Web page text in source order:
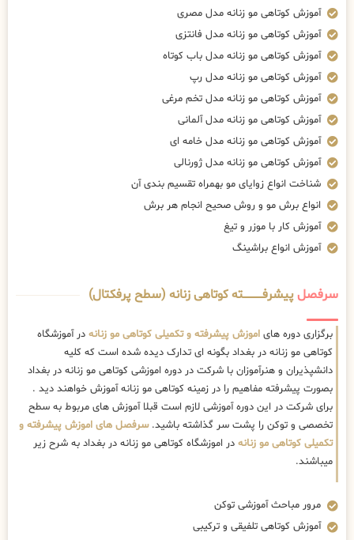
آموزش کوتاهی مو زنانه مدل مصری
آموزش کوتاهی مو زنانه مدل فانتزی
آموزش کوتاهی مو زنانه مدل باب کوتاه
آموزش کوتاهی مو زنانه مدل رپ
آموزش کوتاهی مو زنانه مدل تخم مرغی
آموزش کوتاهی مو زنانه مدل آلمانی
آموزش کوتاهی مو زنانه مدل خامه ای
آموزش کوتاهی مو زنانه مدل ژورنالی
شناخت انواع زوایای مو بهمراه تقسیم بندی آن
انواع برش مو و روش صحیح انجام هر برش
آموزش کار با موزر و تیغ
آموزش انواع براشینگ
سرفصلپیشرفــــــــــــته کوتاهی زنانه (سطح پرفکتال)
برگزاری دوره های اموزش پیشرفته و تکمیلی کوتاهی مو زنانه در آموزشگاه
کوتاهی مو زنانه در بغداد بگونه ای تدارک دیده شده است که کلیه
دانشپذیران و هنرآموزان با شرکت در دوره اموزشی کوتاهی مو زنانه در بغداد
بصورت پیشرفته مفاهیم را در زمینه کوتاهی مو زنانه آموزش خواهند دید .
برای شرکت در این دوره آموزشی لازم است قبلا آموزش های مربوط به سطح
تخصصی و توکن را پشت سر گذاشته باشید.سرفصل های اموزش پیشرفته و
تکمیلی کوتاهی مو زنانه در اموزشگاه کوتاهی مو زنانه در بغداد به شرح زیر
میباشند.
مرور مباحث آموزشی توکن
آموزش کوتاهی تلفیقی و ترکیبی